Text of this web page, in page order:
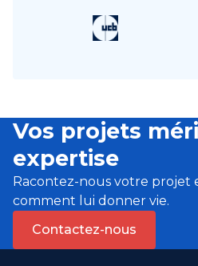
Vos projets
expertise
Racontez-nous votre projet
comment lui donner vie.
Contactez-nous